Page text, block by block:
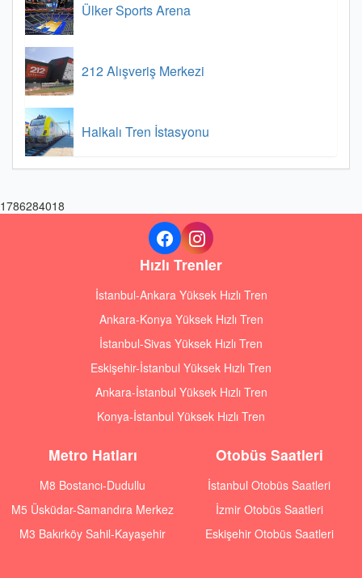
Ülker Sports Arena
212 Alışveriş Merkezi
Halkalı Tren İstasyonu
1786284018
Hızlı Trenler
İstanbul-Ankara Yüksek Hızlı Tren
Ankara-Konya Yüksek Hızlı Tren
İstanbul-Sivas Yüksek Hızlı Tren
Eskişehir-İstanbul Yüksek Hızlı Tren
Ankara-İstanbul Yüksek Hızlı Tren
Konya-İstanbul Yüksek Hızlı Tren
Metro Hatları
M8 Bostancı-Dudullu
M5 Üsküdar-Samandıra Merkez
M3 Bakırköy Sahil-Kayaşehir
Otobüs Saatleri
İstanbul Otobüs Saatleri
İzmir Otobüs Saatleri
Eskişehir Otobüs Saatleri